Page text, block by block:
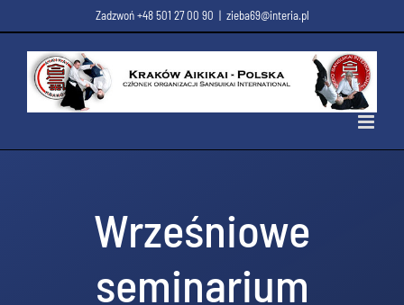
do
zawartości
Zadzwoń +48 501 27 00 90 | zieba69@interia.pl
Wrześniowe
seminarium